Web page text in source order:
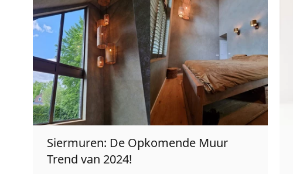
Siermuren: De Opkomende Muur
Trend van 2024!